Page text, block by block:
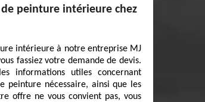
peinture intérieure chez
intérieure à notre entreprise MJ
fassiez votre demande de devis.
informations utiles concernant
peinture nécessaire, ainsi que les
offre ne vous convient pas, vous